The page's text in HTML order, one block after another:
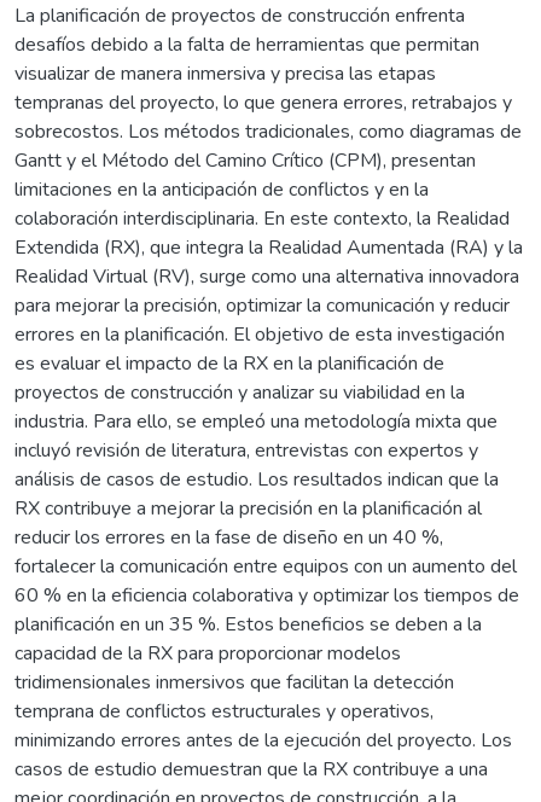
La planificación de proyectos de construcción enfrenta
desafíos debido a la falta de herramientas que permitan
visualizar de manera inmersiva y precisa las etapas
tempranas del proyecto, lo que genera errores, retrabajos y
sobrecostos. Los métodos tradicionales, como diagramas de
Gantt y el Método del Camino Crítico (CPM), presentan
limitaciones en la anticipación de conflictos y en la
colaboración interdisciplinaria. En este contexto, la Realidad
Extendida (RX), que integra la Realidad Aumentada (RA) y la
Realidad Virtual (RV), surge como una alternativa innovadora
para mejorar la precisión, optimizar la comunicación y reducir
errores en la planificación. El objetivo de esta investigación
es evaluar el impacto de la RX en la planificación de
proyectos de construcción y analizar su viabilidad en la
industria. Para ello, se empleó una metodología mixta que
incluyó revisión de literatura, entrevistas con expertos y
análisis de casos de estudio. Los resultados indican que la
RX contribuye a mejorar la precisión en la planificación al
reducir los errores en la fase de diseño en un 40 %,
fortalecer la comunicación entre equipos con un aumento del
60 % en la eficiencia colaborativa y optimizar los tiempos de
planificación en un 35 %. Estos beneficios se deben a la
capacidad de la RX para proporcionar modelos
tridimensionales inmersivos que facilitan la detección
temprana de conflictos estructurales y operativos,
minimizando errores antes de la ejecución del proyecto. Los
casos de estudio demuestran que la RX contribuye a una